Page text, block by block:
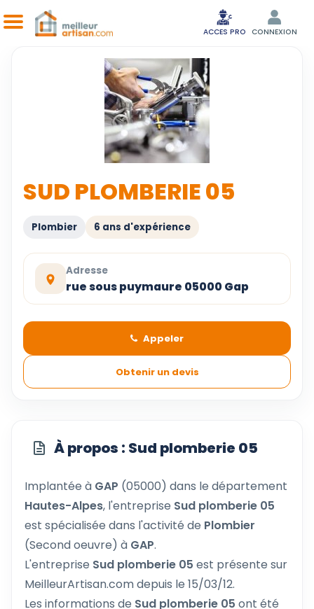
ACCES PRO CONNEXION
SUD PLOMBERIE 05
Plombier 6 ans d'expérience
Adresse
rue sous puymaure 05000 Gap
Appeler
Obtenir un devis
À propos : Sud plomberie 05
Implantée à GAP (05000) dans le département
Hautes-Alpes, l'entreprise Sud plomberie 05
est spécialisée dans l'activité de Plombier
(Second oeuvre) à GAP.
L'entreprise Sud plomberie 05 est présente sur
MeilleurArtisan.com depuis le 15/03/12.
Les informations de Sud plomberie 05 ont été